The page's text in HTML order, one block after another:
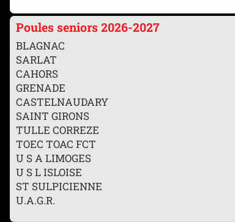
Poules seniors 2026-2027
BLAGNAC
SARLAT
CAHORS
GRENADE
CASTELNAUDARY
SAINT GIRONS
TULLE CORREZE
TOEC TOAC FCT
U S A LIMOGES
U S L ISLOISE
ST SULPICIENNE
U.A.G.R.